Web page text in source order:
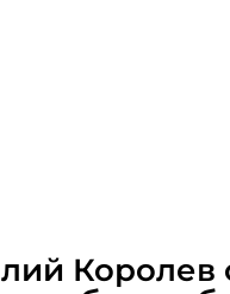
Королев